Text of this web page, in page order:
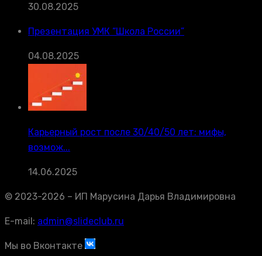
30.08.2025
Презентация УМК “Школа России”
04.08.2025
Карьерный рост после 30/40/50 лет: мифы,
возмож...
14.06.2025
© 2023-2026 – ИП Марусина Дарья Владимировна
E-mail: admin@slideclub.ru
Мы во Вконтакте